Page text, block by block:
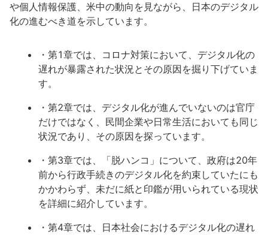
や個人情報保護、米中の動向を見ながら、日本のデジタル
化の進むべき道を示しています。
・第1章では、コロナ対策において、デジタル化の
遅れが暴露された状況とその原因を掘り下げていま
す。
・第2章では、デジタル化が進んでいないのは官庁
だけではなく、民間企業や日常生活においても同じ
状況であり、その原因を探っています。
・第3章では、「脱ハンコ」について、政府は20年
前から行政手続きのデジタル化を約束していたにも
かかわらず、未だに紙と印鑑が用いられている現状
を詳細に紹介しています。
・第4章では、日本社会におけるデジタル化の遅れ